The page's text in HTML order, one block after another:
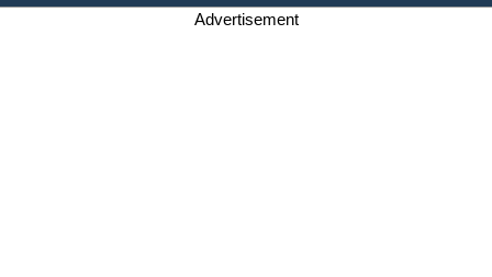
Advertisement